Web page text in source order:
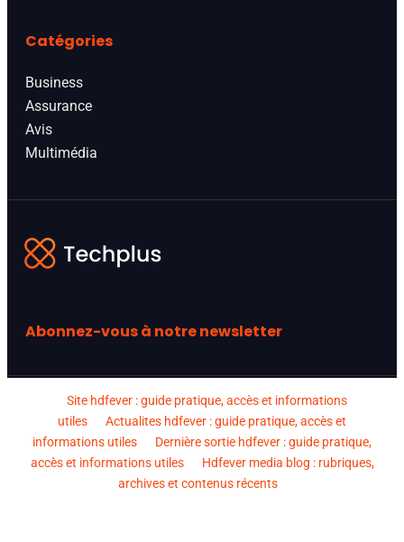
Catégories
Business
Assurance
Avis
Multimédia
Abonnez-vous à notre newsletter
Site hdfever : guide pratique, accès et informations
utiles
Actualites hdfever : guide pratique, accès et
informations utiles
Dernière sortie hdfever : guide pratique,
accès et informations utiles
Hdfever media blog : rubriques,
archives et contenus récents